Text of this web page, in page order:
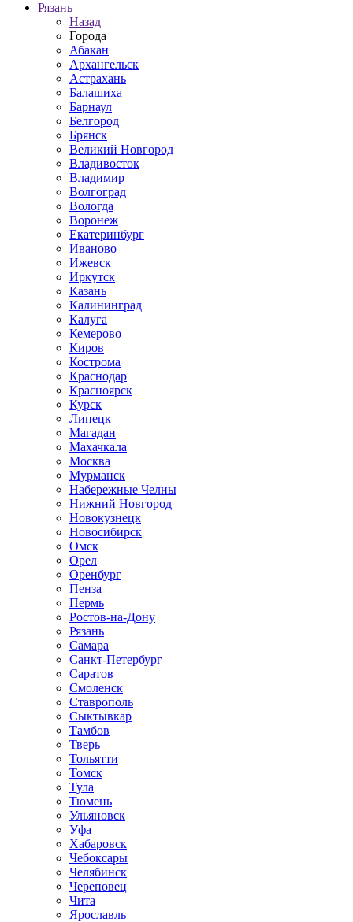
Рязань
Назад
Города
Абакан
Архангельск
Астрахань
Балашиха
Барнаул
Белгород
Брянск
Великий Новгород
Владивосток
Владимир
Волгоград
Вологда
Воронеж
Екатеринбург
Иваново
Ижевск
Иркутск
Казань
Калининград
Калуга
Кемерово
Киров
Кострома
Краснодар
Красноярск
Курск
Липецк
Магадан
Махачкала
Москва
Мурманск
Набережные Челны
Нижний Новгород
Новокузнецк
Новосибирск
Омск
Орел
Оренбург
Пенза
Пермь
Ростов-на-Дону
Рязань
Самара
Санкт-Петербург
Саратов
Смоленск
Ставрополь
Сыктывкар
Тамбов
Тверь
Тольятти
Томск
Тула
Тюмень
Ульяновск
Уфа
Хабаровск
Чебоксары
Челябинск
Череповец
Чита
Ярославль